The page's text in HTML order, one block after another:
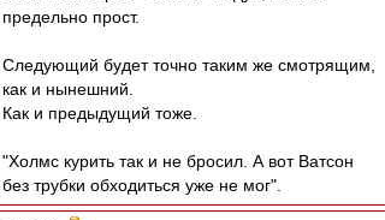
предельно прост.
Следующий будет точно таким же смотрящим,
как и нынешний.
Как и предыдущий тоже.
"Холмс курить так и не бросил. А вот Ватсон
без трубки обходиться уже не мог".